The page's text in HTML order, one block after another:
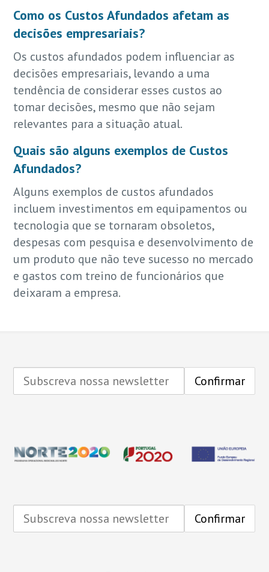
Como os Custos Afundados afetam as
decisões empresariais?
Os custos afundados podem influenciar as
decisões empresariais, levando a uma
tendência de considerar esses custos ao
tomar decisões, mesmo que não sejam
relevantes para a situação atual.
Quais são alguns exemplos de Custos
Afundados?
Alguns exemplos de custos afundados
incluem investimentos em equipamentos ou
tecnologia que se tornaram obsoletos,
despesas com pesquisa e desenvolvimento de
um produto que não teve sucesso no mercado
e gastos com treino de funcionários que
deixaram a empresa.